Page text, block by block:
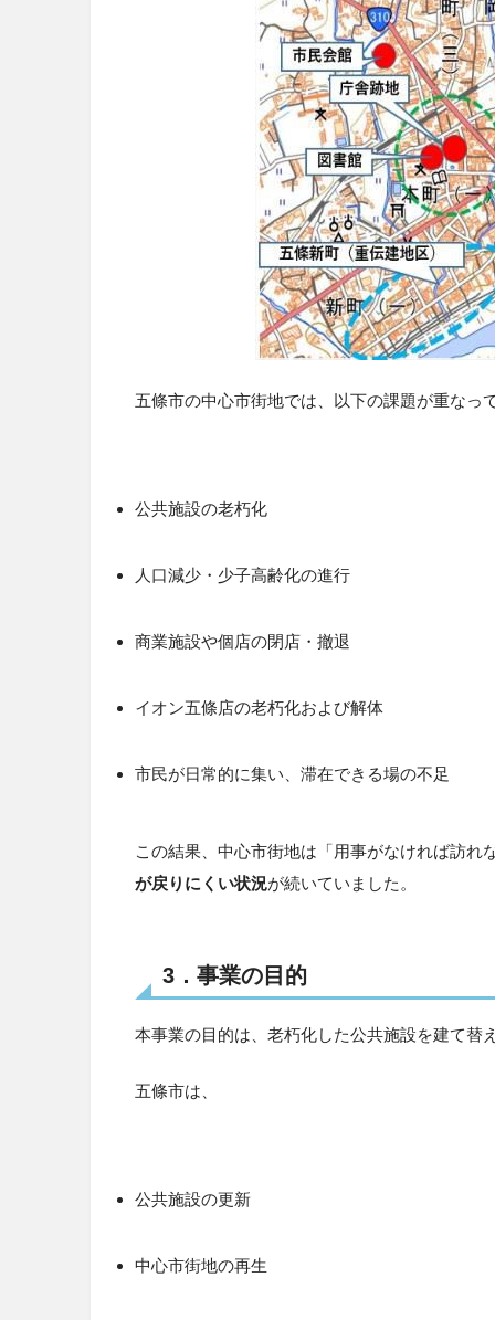
五條市の中心市街地では、以下の課題が重なっ
公共施設の老朽化
人口減少・少子高齢化の進行
商業施設や個店の閉店・撤退
イオン五條店の老朽化および解体
市民が日常的に集い、滞在できる場の不足
この結果、中心市街地は「用事がなければ訪れ
が戻りにくい状況が続いていました。
3．事業の目的
本事業の目的は、老朽化した公共施設を建て替
五條市は、
公共施設の更新
中心市街地の再生